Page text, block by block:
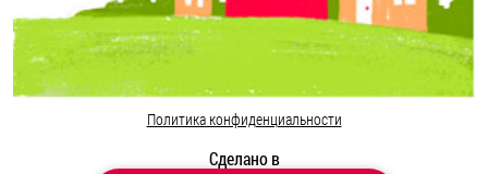
Политика конфиденциальности
Сделано в